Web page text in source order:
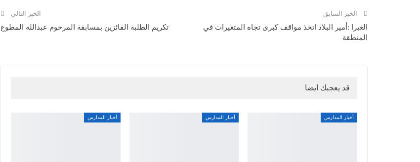
الخبر السابق
الغبرا :أمير البلاد اتخذ مواقف كبرى تجاه المتغيرات في
المنطقة
الخبر التالي
تكريم الطلبة الفائزين بمسابقة المرحوم عبدالله المطوع
قد يعجبك ايضا
أخبار المدارس أخبار المدارس أخبار المدارس